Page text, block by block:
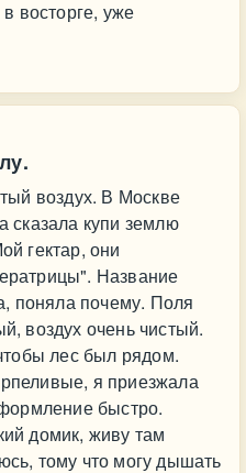
восторге, уже
воздух. В Москве
сказала купи землю
гектар, они
Название
поняла почему. Поля
воздух очень чистый.
лес был рядом.
я приезжала
быстро.
домик, живу там
тому что могу дышать